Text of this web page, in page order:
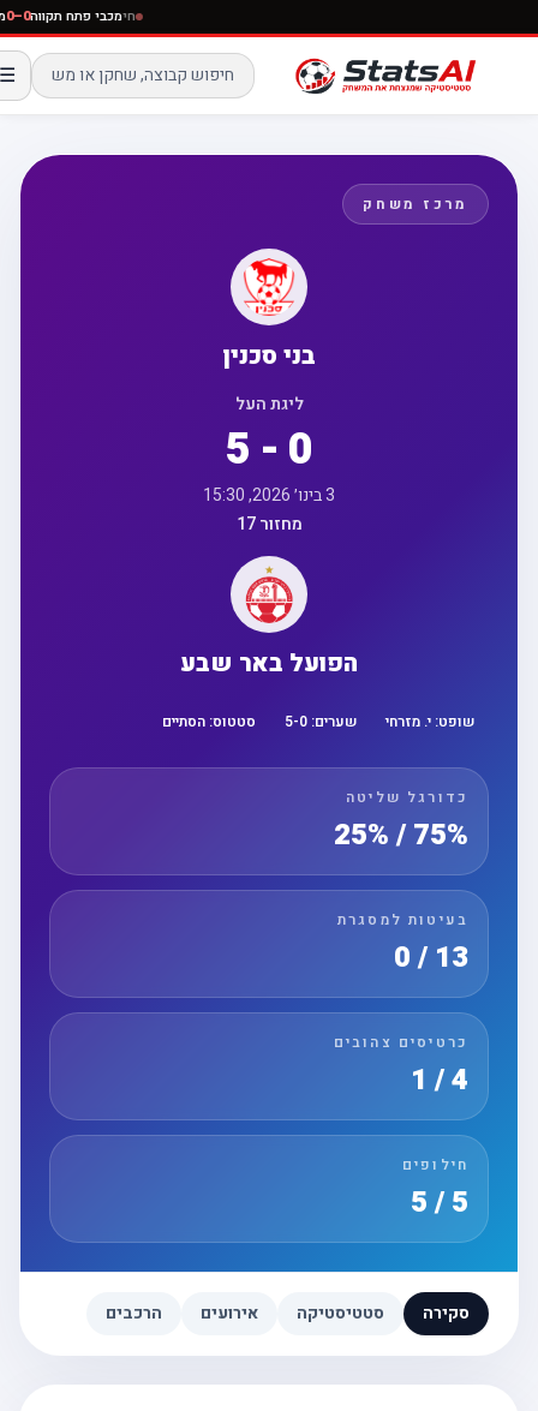
חימכבי פתח תקווה0–0
☰
מרכז משחק
בני סכנין
ליגת העל
5 - 0
מחזור 17
הפועל באר שבע
שופט:י. מזרחי שערים: 5 -0 סטטוס:הסתיים
כדורגל שליטה
75% / 25%
בעיטות למסגרת
13 / 0
כרטיסים צהובים
חילופים
סקירה סטטיסטיקה אירועים הרכבים